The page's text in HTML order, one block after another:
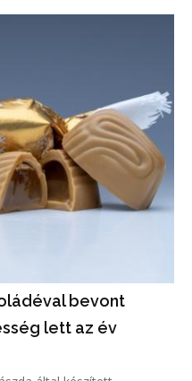
bevont
lett az év